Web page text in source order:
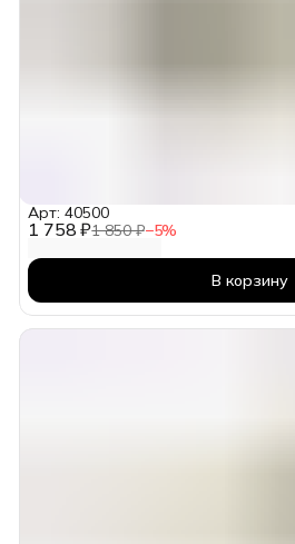
1 758 ₽1 850 ₽−5%
Арт: 40500
В корзину